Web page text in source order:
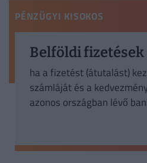
PÉNZÜGYI KISOKOS
Belföldi fizetések
ha a fizetést (átutalást)
számláját és a
azonos országban lévő